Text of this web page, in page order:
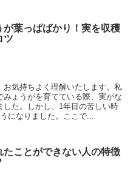
が葉っぱばかり！実を収穫
ツ
お気持ちよく理解いたします。私
ょうがを育てている際、実がな
た。しかし、1年目の苦しい時
になりました。ここで...
たことができない人の特徴